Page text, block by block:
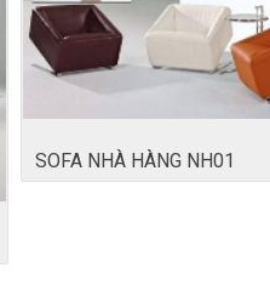
SOFA NHÀ HÀNG NH01